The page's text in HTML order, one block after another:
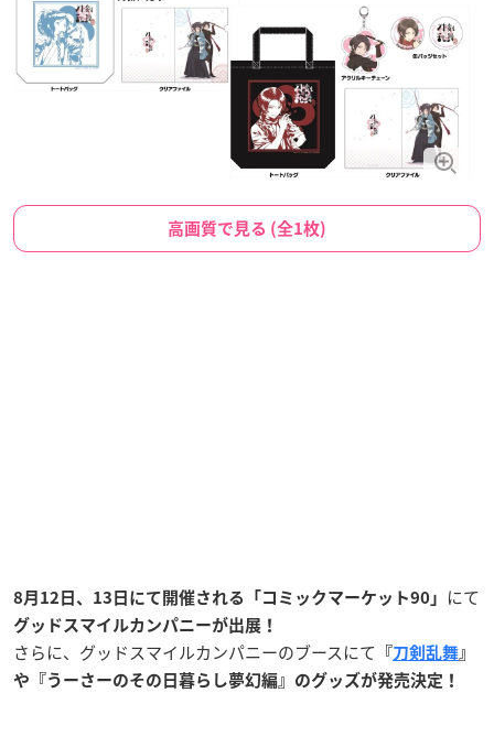
高画質で見る (全1枚)
8月12日、13日にて開催される 「コミックマーケット90」 にて
グッドスマイルカンパニーが出展！
さらに、グッドスマイルカンパニーのブースにて 『刀剣乱舞 』
や『うーさーのその日暮らし夢幻編』のグッズが発売決定！